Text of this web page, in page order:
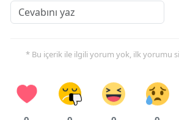
* Bu içerik ile ilgili yorum yok, ilk yorumu